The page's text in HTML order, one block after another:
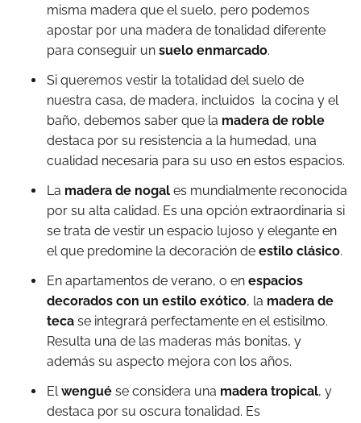
misma madera que el suelo, pero podemos
apostar por una madera de tonalidad diferente
para conseguir un suelo enmarcado.
Si queremos vestir la totalidad del suelo de
nuestra casa, de madera, incluidos la cocina y el
baño, debemos saber que la madera de roble
destaca por su resistencia a la humedad, una
cualidad necesaria para su uso en estos espacios.
La madera de nogal es mundialmente reconocida
por su alta calidad. Es una opción extraordinaria si
se trata de vestir un espacio lujoso y elegante en
el que predomine la decoración de estilo clásico.
En apartamentos de verano, o en espacios
decorados con un estilo exótico, la madera de
teca se integrará perfectamente en el estisilmo.
Resulta una de las maderas más bonitas, y
además su aspecto mejora con los años.
Elwengué se considera una madera tropical, y
destaca por su oscura tonalidad. Es